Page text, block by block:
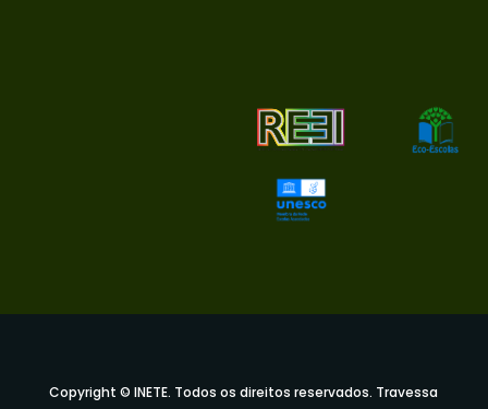
Copyright © INETE. Todos os direitos reservados. Travessa